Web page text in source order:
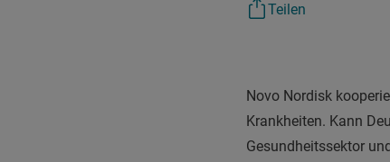
Teilen
Novo Nordisk
Krankheiten. Kann
Gesundheitssektor